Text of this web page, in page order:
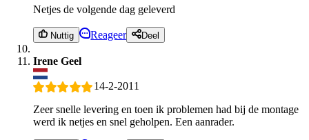
Netjes de volgende dag geleverd
Nuttig Reageer Deel
Irene Geel
14-2-2011
Zeer snelle levering en toen ik problemen had bij de montage
werd ik netjes en snel geholpen. Een aanrader.